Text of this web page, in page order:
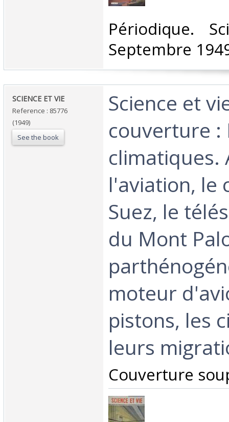
‎Périodique.
Septembre
‎SCIENCE ET VIE ‎
Reference : 85776
(1949)
See the book
‎Science et
couverture :
climatiques.
l'aviation, le
Suez, le
du Mont
moteur
pistons, les
leurs
‎Couverture